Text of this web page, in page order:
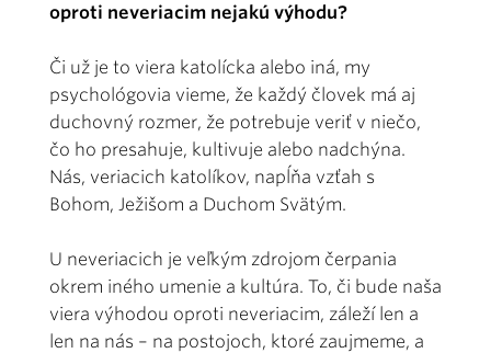
oproti neveriacim nejakú výhodu?
Či už je to viera katolícka alebo iná, my
psychológovia vieme, že každý človek má aj
duchovný rozmer, že potrebuje veriť v niečo,
čo ho presahuje, kultivuje alebo nadchýna.
Nás, veriacich katolíkov, napĺňa vzťah s
Bohom, Ježišom a Duchom Svätým.
U neveriacich je veľkým zdrojom čerpania
okrem iného umenie a kultúra. To, či bude naša
viera výhodou oproti neveriacim, záleží len a
len na nás – na postojoch, ktoré zaujmeme, a